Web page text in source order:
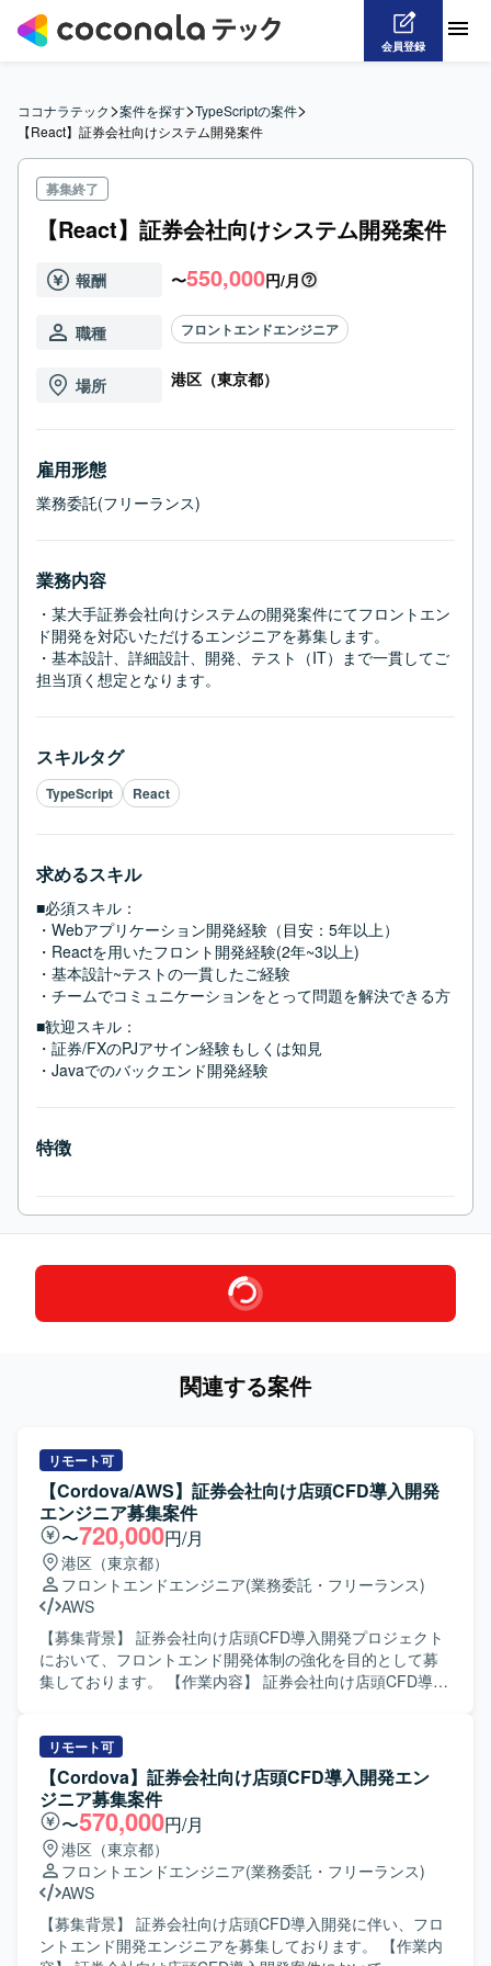
会員登録
ココナラテック>案件を探す>TypeScriptの案件>
【React】証券会社向けシステム開発案件
募集終了
【React】証券会社向けシステム開発案件
報酬 〜550,000円/月
職種 フロントエンドエンジニア
場所 港区（東京都）
雇用形態
業務委託(フリーランス)
業務内容
・某大手証券会社向けシステムの開発案件にてフロントエン
ド開発を対応いただけるエンジニアを募集します。
・基本設計、詳細設計、開発、テスト（IT）まで一貫してご
担当頂く想定となります。
スキルタグ
TypeScript React
求めるスキル
■必須スキル：
・Webアプリケーション開発経験（目安：5年以上）
・Reactを用いたフロント開発経験(2年~3以上)
・基本設計~テストの一貫したご経験
・チームでコミュニケーションをとって問題を解決できる方
■歓迎スキル：
・証券/FXのPJアサイン経験もしくは知見
・Javaでのバックエンド開発経験
特徴
関連する案件
リモート可
【Cordova/AWS】証券会社向け店頭CFD導入開発
エンジニア募集案件
〜720,000円/月
港区（東京都）
フロントエンドエンジニア(業務委託・フリーランス)
AWS
【募集背景】 証券会社向け店頭CFD導入開発プロジェクト
において、フロントエンド開発体制の強化を目的として募
集しております。 【作業内容】 証券会社向け店頭CFD導入
応いただきます。GitHubを用いたソースコード管理や、
AWS環境と連携した開発作業も行っていただきます。 【求
める人物像】 チームで円滑にコミュニケーションを取りな
がら問題解決に取り組める方を求めております。前向きに
キャッチアップや技術向上に積極的な方を歓迎いたしま
す。証券取引や金融ドメインへの関心が高く、自ら学ぶ姿
勢をお持ちの方ですとよりご活躍いただけます。 【ポジシ
ョンの魅力】 金融業界向けの店頭CFDという専門性の高い
領域での開発に携わることができ、パスキー認証などの認
証技術やテックリード的な役割にもチャレンジいただけま
リモート可
【Cordova】証券会社向け店頭CFD導入開発エン
ジニア募集案件
〜570,000円/月
港区（東京都）
フロントエンドエンジニア(業務委託・フリーランス)
AWS
【募集背景】 証券会社向け店頭CFD導入開発に伴い、フロ
ントエンド開発エンジニアを募集しております。 【作業内